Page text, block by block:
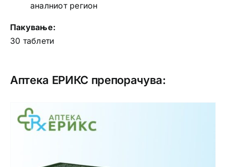
аналниот регион
Пакување:
30 таблети
Аптека ЕРИКС препорачува: